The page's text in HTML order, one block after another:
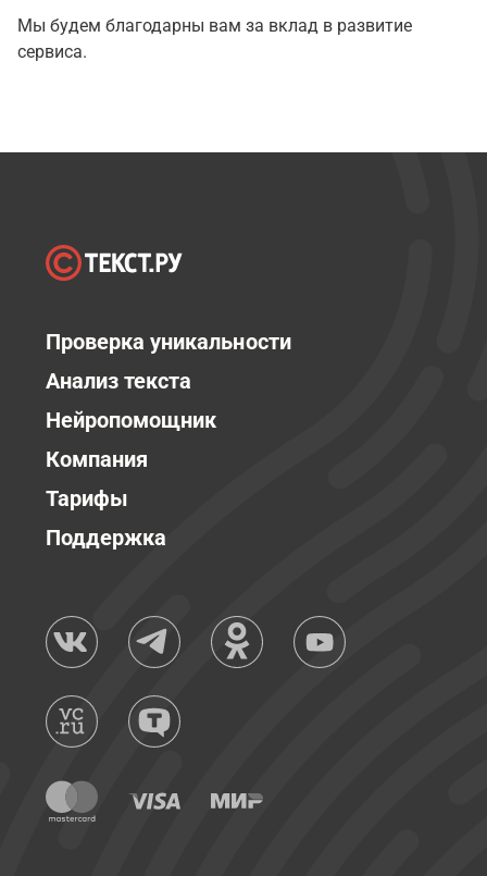
Мы будем благодарны вам за вклад в развитие
сервиса.
Проверка уникальности
Анализ текста
Нейропомощник
Компания
Тарифы
Поддержка